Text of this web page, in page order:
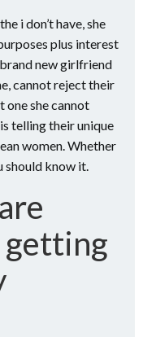
i don’t have, she
plus interest
new girlfriend
cannot reject their
one she cannot
telling their unique
women. Whether
should know it.